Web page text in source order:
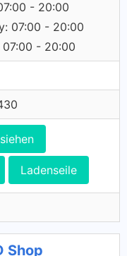
- 20:00
07:00 - 20:00
07:00 - 20:00
Ladenseile
Shop